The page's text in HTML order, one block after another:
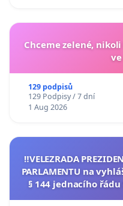
Chceme zelené,
129 podpisů
129 Podpisy / 7 dní
1 Aug 2026
‼️VELEZRADA
PARLAMENTU na
§ 144 jednacího